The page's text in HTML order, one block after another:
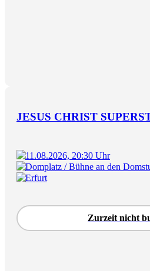
JESUS CHRIST
11.08.2026, 20:30 Uhr
Domplatz / Bühne an den
Erfurt
Zurzeit nicht